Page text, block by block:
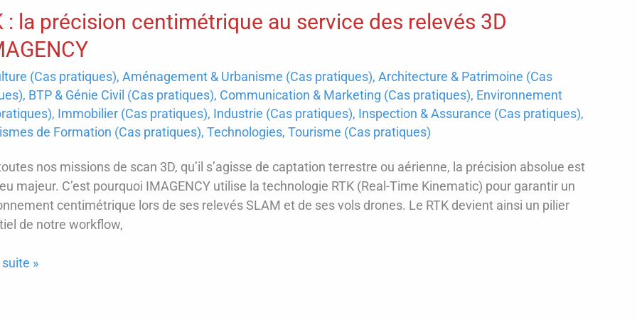
: la précision centimétrique au service des relevés 3D
(Cas pratiques), Aménagement & Urbanisme (Cas pratiques), Architecture & Patrimoine (Cas
, BTP & Génie Civil (Cas pratiques), Communication & Marketing (Cas pratiques), Environnement
, Immobilier (Cas pratiques), Industrie (Cas pratiques), Inspection & Assurance (Cas pratiques),
de Formation (Cas pratiques), Technologies, Tourisme (Cas pratiques)
nos missions de scan 3D, qu’il s’agisse de captation terrestre ou aérienne, la précision absolue est
majeur. C’est pourquoi IMAGENCY utilise la technologie RTK (Real-Time Kinematic) pour garantir un
centimétrique lors de ses relevés SLAM et de ses vols drones. Le RTK devient ainsi un pilier
de notre workflow,
»